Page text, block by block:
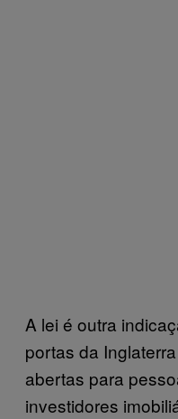
A lei é outra
portas da
abertas para
investidores